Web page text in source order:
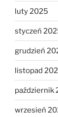
luty 2025
styczeń
grudzień
listopad
październik
wrzesień